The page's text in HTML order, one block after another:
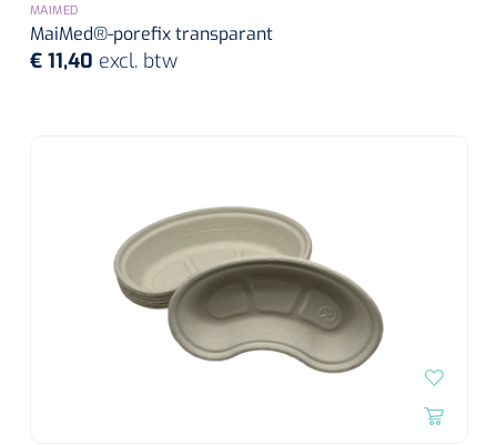
MAIMED
MaiMed®-porefix transparant
€ 11,40 excl. btw